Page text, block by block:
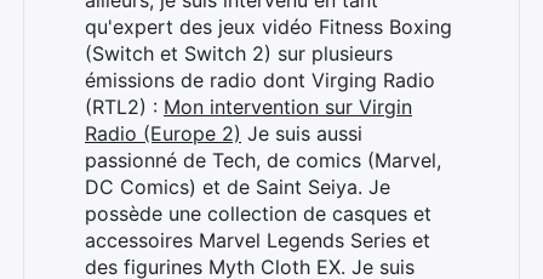
qu'expert des jeux vidéo Fitness Boxing
(Switch et Switch 2) sur plusieurs
émissions de radio dont Virging Radio
(RTL2) : Mon intervention sur Virgin
Radio (Europe 2) Je suis aussi
passionné de Tech, de comics (Marvel,
DC Comics) et de Saint Seiya. Je
possède une collection de casques et
accessoires Marvel Legends Series et
des figurines Myth Cloth EX. Je suis